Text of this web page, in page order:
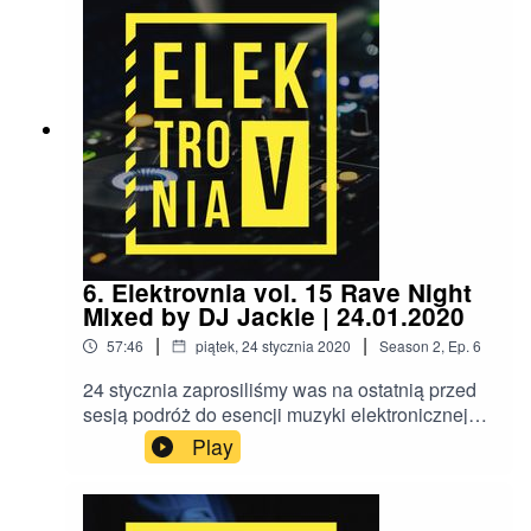
6. Elektrovnia vol. 15 Rave Night
Mixed by DJ Jackie | 24.01.2020
57:46 | piątek, 24 stycznia 2020 | Season 2, Ep. 6
24 stycznia zaprosiliśmy was na ostatnią przed
sesją podróż do esencji muzyki elektronicznej
🎶🎶Od 22 przenieśliśmy się w świat gdzie
wszyscy ubierają się na czarno, stroboskopy
robią główną robotę, a dźwięk prowadzi nas
daleko w świat wyobraźni. Jesteście gotowi na
Play